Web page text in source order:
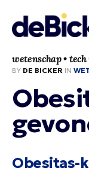
wetenschap • tech
BY DE BICKER IN
Obesitas-